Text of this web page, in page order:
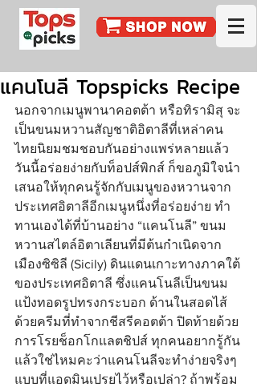
แคนโนลี Topspicks Recipe
นอกจากเมนูพานาคอตต้า หรือทิรามิสุ จะ
เป็นขนมหวานสัญชาติอิตาลีที่เหล่าคน
ไทยนิยมชมชอบกันอย่างแพร่หลายแล้ว
วันนี้อร่อยง่ายกับท็อปส์พิกส์ ก็ขอภูมิใจนำ
เสนอให้ทุกคนรู้จักกับเมนูของหวานจาก
ประเทศอิตาลีอีกเมนูหนึ่งที่อร่อยง่าย ทำ
ทานเองได้ที่บ้านอย่าง “แคนโนลี” ขนม
หวานสไตล์อิตาเลียนที่มีต้นกำเนิดจาก
เมืองซิซิลี (Sicily) ดินแดนเกาะทางภาคใต้
ของประเทศอิตาลี ซึ่งแคนโนลีเป็นขนม
แป้งทอดรูปทรงกระบอก ด้านในสอดไส้
ด้วยครีมที่ทำจากชีสรีคอตต้า ปิดท้ายด้วย
การโรยช็อกโกแลตชิปส์ ทุกคนอยากรู้กัน
แล้วใช่ไหมคะว่าแคนโนลีจะทำง่ายจริงๆ
แบบที่แอดมินเปรยไว้หรือเปล่า? ถ้าพร้อม